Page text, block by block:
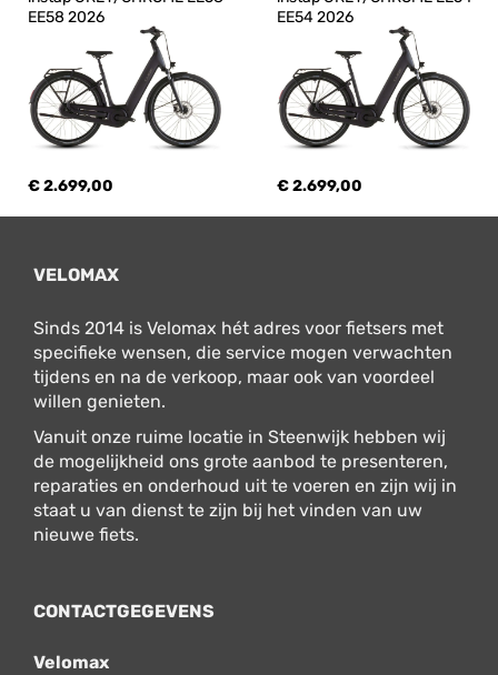
EE58 2026
€ 2.699,00
EE54 2026
€ 2.699,00
VELOMAX
Sinds 2014 is Velomax hét adres voor fietsers met
specifieke wensen, die service mogen verwachten
tijdens en na de verkoop, maar ook van voordeel
willen genieten.
Vanuit onze ruime locatie in Steenwijk hebben wij
de mogelijkheid ons grote aanbod te presenteren,
reparaties en onderhoud uit te voeren en zijn wij in
staat u van dienst te zijn bij het vinden van uw
nieuwe fiets.
CONTACTGEGEVENS
Velomax